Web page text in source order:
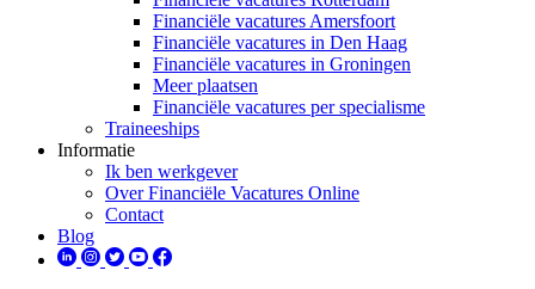
Financiële vacatures Amersfoort
Financiële vacatures in Den Haag
Financiële vacatures in Groningen
Meer plaatsen
Financiële vacatures per specialisme
Traineeships
Informatie
Ik ben werkgever
Over Financiële Vacatures Online
Contact
Blog